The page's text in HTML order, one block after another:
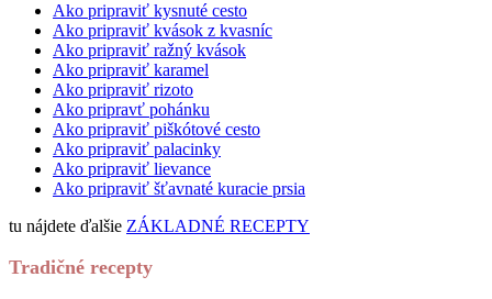
Ako pripraviť kysnuté cesto
Ako pripraviť kvások z kvasníc
Ako pripraviť ražný kvások
Ako pripraviť karamel
Ako pripraviť rizoto
Ako pripravť pohánku
Ako pripraviť piškótové cesto
Ako pripraviť palacinky
Ako pripraviť lievance
Ako pripraviť šťavnaté kuracie prsia
tu nájdete ďalšie ZÁKLADNÉ RECEPTY
Tradičné recepty